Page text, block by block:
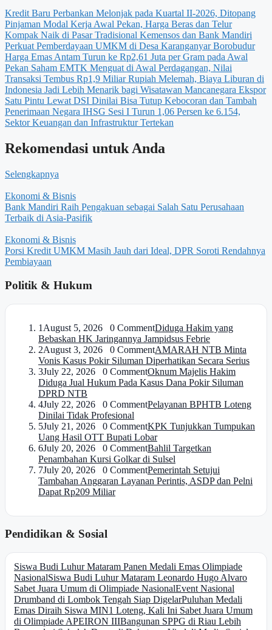
Kredit Baru Perbankan Melonjak pada Kuartal II-2026, Ditopang
Pinjaman Modal Kerja Awal Pekan, Harga Beras dan Telur
Kompak Naik di Pasar Tradisional Kemensos dan Bank Mandiri
Perkuat Pemberdayaan UMKM di Desa Karanganyar Borobudur
Harga Emas Antam Turun ke Rp2,61 Juta per Gram pada Awal
Pekan Saham EMTK Menguat di Awal Perdagangan, Nilai
Transaksi Tembus Rp1,9 MiliarRupiah Melemah, Biaya Liburan di
Indonesia Jadi Lebih Menarik bagi Wisatawan Mancanegara Ekspor
Satu Pintu Lewat DSI Dinilai Bisa Tutup Kebocoran dan Tambah
Penerimaan Negara IHSG Sesi I Turun 1,06 Persen ke 6.154,
Sektor Keuangan dan Infrastruktur Tertekan
Rekomendasi untuk Anda
Selengkapnya
Ekonomi & Bisnis
Bank Mandiri Raih Pengakuan sebagai Salah Satu Perusahaan
Terbaik di Asia-Pasifik
Ekonomi & Bisnis
Porsi Kredit UMKM Masih Jauh dari Ideal, DPR Soroti Rendahnya
Pembiayaan
Politik & Hukum
1 August 5, 2026 0 CommentDiduga Hakim yang
Bebaskan HK Jaringannya Jampidsus Febrie
2August 3, 2026 0 CommentAMARAH NTB Minta
Vonis Kasus Pokir Siluman Diperhatikan Secara Serius
3July 22, 2026 0 CommentOknum Majelis Hakim
Diduga Jual Hukum Pada Kasus Dana Pokir Siluman
DPRD NTB
4July 22, 2026 0 CommentPelayanan BPHTB Loteng
Dinilai Tidak Profesional
5July 21, 2026 0 CommentKPK Tunjukkan Tumpukan
Uang Hasil OTT Bupati Lobar
6July 20, 2026 0 CommentBahlil Targetkan
Penambahan Kursi Golkar di Sulsel
7July 20, 2026 0 CommentPemerintah Setujui
Tambahan Anggaran Layanan Perintis, ASDP dan Pelni
Dapat Rp209 Miliar
Pendidikan & Sosial
Siswa Budi Luhur Mataram Panen Medali Emas Olimpiade
NasionalSiswa Budi Luhur Mataram Leonardo Hugo Alvaro
Sabet Juara Umum di Olimpiade NasionalEvent Nasional
Drumband di Lombok Tengah Siap DigelarPuluhan Medali
Emas Diraih Siswa MIN1 Loteng, Kali Ini Sabet Juara Umum
di Olimpiade APEIRON IIIBangunan SPPG di Riau Lebih